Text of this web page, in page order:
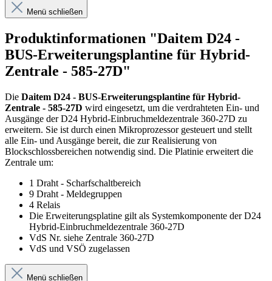
Menü schließen
Produktinformationen "Daitem D24 -
BUS-Erweiterungsplantine für Hybrid-
Zentrale - 585-27D"
Die Daitem D24 - BUS-Erweiterungsplantine für Hybrid-
Zentrale - 585-27D wird eingesetzt, um die verdrahteten Ein- und
Ausgänge der D24 Hybrid-Einbruchmeldezentrale 360-27D zu
erweitern. Sie ist durch einen Mikroprozessor gesteuert und stellt
alle Ein- und Ausgänge bereit, die zur Realisierung von
Blockschlossbereichen notwendig sind. Die Platinie erweitert die
Zentrale um:
1 Draht - Scharfschaltbereich
9 Draht - Meldegruppen
4 Relais
Die Erweiterungsplatine gilt als Systemkomponente der D24
Hybrid-Einbruchmeldezentrale 360-27D
VdS Nr. siehe Zentrale 360-27D
VdS und VSÖ zugelassen
Menü schließen